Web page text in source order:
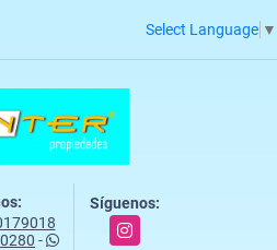
Select Language ▼
-
Síguenos:
Instagram